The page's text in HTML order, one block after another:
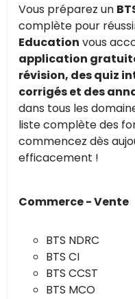
Vous préparez un
complète pour
Education vous
application
révision, des quiz
corrigés et des
dans tous les
liste complète des
commencez dès
efficacement !
Commerce - Vente
BTS NDRC
BTS CI
BTS CCST
BTS MCO